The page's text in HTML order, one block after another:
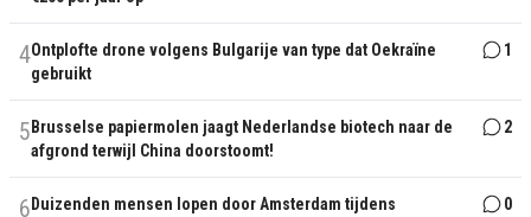
4Ontplofte drone volgens Bulgarije van type dat Oekraïne
gebruikt
1
5 Brusselse papiermolen jaagt Nederlandse biotech naar de
afgrond terwijl China doorstoomt!
2
6 Duizenden mensen lopen door Amsterdam tijdens 0